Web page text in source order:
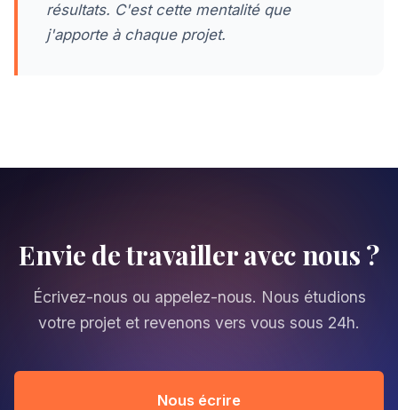
résultats. C'est cette mentalité que
j'apporte à chaque projet.
Envie de travailler avec nous ?
Écrivez-nous ou appelez-nous. Nous étudions
votre projet et revenons vers vous sous 24h.
Nous écrire